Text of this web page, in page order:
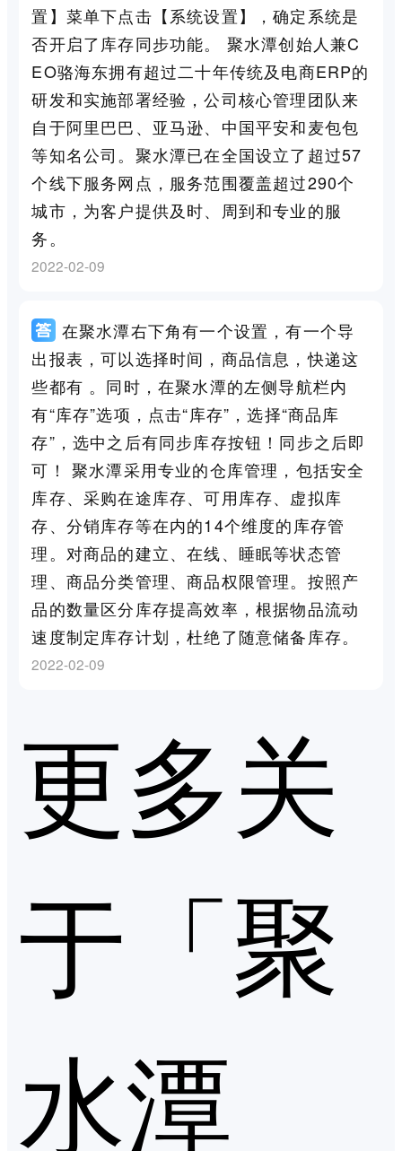
置】菜单下点击【系统设置】，确定系统是
否开启了库存同步功能。 聚水潭创始人兼C
EO骆海东拥有超过二十年传统及电商ERP的
研发和实施部署经验，公司核心管理团队来
自于阿里巴巴、亚马逊、中国平安和麦包包
等知名公司。聚水潭已在全国设立了超过57
个线下服务网点，服务范围覆盖超过290个
城市，为客户提供及时、周到和专业的服
务。
2022-02-09
在聚水潭右下角有一个设置，有一个导
出报表，可以选择时间，商品信息，快递这
些都有 。同时，在聚水潭的左侧导航栏内
有“库存”选项，点击“库存”，选择“商品库
存”，选中之后有同步库存按钮！同步之后即
可！ 聚水潭采用专业的仓库管理，包括安全
库存、采购在途库存、可用库存、虚拟库
存、分销库存等在内的14个维度的库存管
理。对商品的建立、在线、睡眠等状态管
理、商品分类管理、商品权限管理。按照产
品的数量区分库存提高效率，根据物品流动
速度制定库存计划，杜绝了随意储备库存。
2022-02-09
更多关
于「聚
水潭